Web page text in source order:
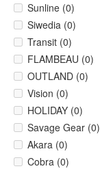
Sunline (0)
Siwedia (0)
Transit (0)
FLAMBEAU (0)
OUTLAND (0)
Vision (0)
HOLIDAY (0)
Savage Gear (0)
Akara (0)
Cobra (0)